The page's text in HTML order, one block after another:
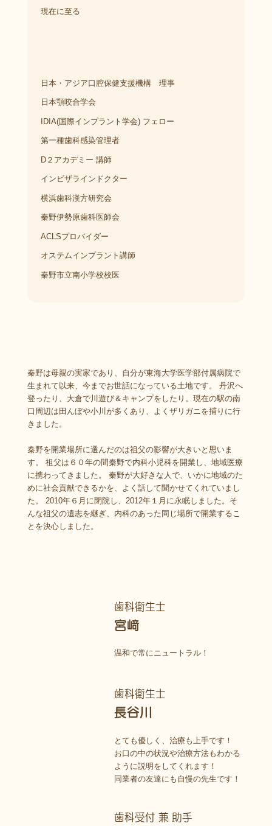
現在に至る
日本・アジア口腔保健支援機構 理事
日本顎咬合学会
IDIA(国際インプラント学会) フェロー
第一種歯科感染管理者
D２アカデミー 講師
インビザラインドクター
横浜歯科漢方研究会
秦野伊勢原歯科医師会
ACLSプロバイダー
オステムインプラント講師
秦野市立南小学校校医
秦野は母親の実家であり、自分が東海大学医学部付属病院で
生まれて以来、今までお世話になっている土地です。 丹沢へ
登ったり、大倉で川遊び＆キャンプをしたり。現在の駅の南
口周辺は田んぼや小川が多くあり、よくザリガニを捕りに行
きました。
秦野を開業場所に選んだのは祖父の影響が大きいと思いま
す。 祖父は６０年の間秦野で内科小児科を開業し、地域医療
に携わってきました。 秦野が大好きな人で、いかに地域のた
めに社会貢献できるかを、よく話して聞かせてくれていまし
た。 2010年６月に閉院し、2012年１月に永眠しました。そ
んな祖父の遺志を継ぎ、内科のあった同じ場所で開業するこ
とを決心しました。
歯科衛生士
宮﨑
温和で常にニュートラル！
歯科衛生士
長谷川
とても優しく、治療も上手です！
お口の中の状況や治療方法もわかる
ように説明をしてくれます！
同業者の友達にも自慢の先生です！
歯科受付 兼 助手